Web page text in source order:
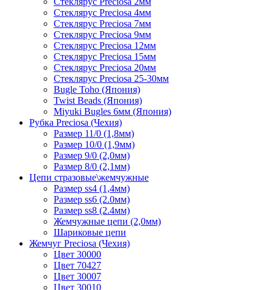
Стеклярус Preciosa 4мм
Стеклярус Preciosa 7мм
Стеклярус Preciosa 9мм
Стеклярус Preciosa 12мм
Стеклярус Preciosa 15мм
Стеклярус Preciosa 20мм
Стеклярус Preciosa 25-30мм
Bugle Toho (Япония)
Twist Beads (Япония)
Miyuki Bugles 6мм (Япония)
Рубка Preciosa (Чехия)
Размер 11/0 (1,8мм)
Размер 10/0 (1,9мм)
Размер 9/0 (2,0мм)
Размер 8/0 (2,1мм)
Цепи стразовые\жемчужные
Размер ss4 (1,4мм)
Размер ss6 (2.0мм)
Размер ss8 (2.4мм)
Жемчужные цепи (2,0мм)
Шариковые цепи
Жемчуг Preciosa (Чехия)
Цвет 30000
Цвет 70427
Цвет 30007
Цвет 30010